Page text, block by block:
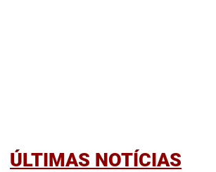
ÚLTIMAS NOTÍCIAS